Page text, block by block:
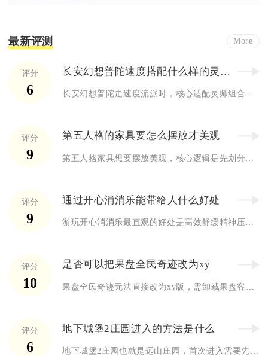
最新评测 More
评分
6
长安幻想普陀速度搭配什么样的灵师效果好
评分
9
第五人格的家具要怎么摆放才美观
评分
9
通过开心消消乐能带给人什么好处
评分
10
是否可以把果盘全民奇迹改为xy
评分
6
地下城堡2庄园进入的方法是什么